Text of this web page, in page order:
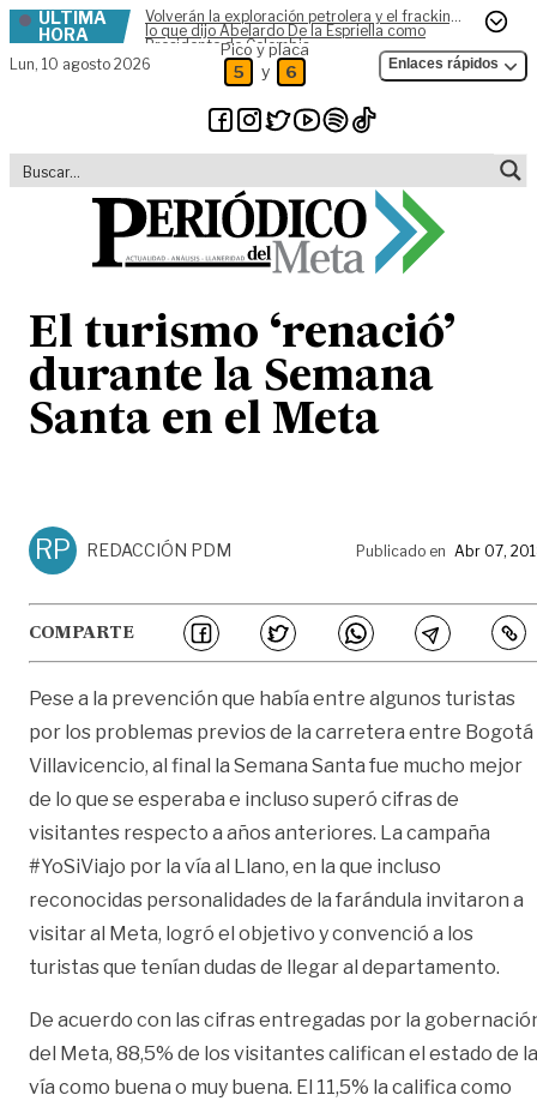
Skip to content
ÚLTIMA
HORA
Volverán la exploración petrolera y el fracking,
lo que dijo Abelardo De la Espriella como
Presidente de Colombia
Lun, 10 agosto 2026
Pico y placa
5 y 6 Enlaces rápidos
El turismo ‘renació’
durante la Semana
Santa en el Meta
RP REDACCIÓN PDM Publicado en Abr 07,
COMPARTE
Pese a la prevención que había entre algunos turistas
por los problemas previos de la carretera entre Bogotá
Villavicencio, al final la Semana Santa fue mucho mejor
de lo que se esperaba e incluso superó cifras de
visitantes respecto a años anteriores. La campaña
#YoSiViajo por la vía al Llano, en la que incluso
reconocidas personalidades de la farándula invitaron a
visitar al Meta, logró el objetivo y convenció a los
turistas que tenían dudas de llegar al departamento.
De acuerdo con las cifras entregadas por la
del Meta, 88,5% de los visitantes califican el estado de la
vía como buena o muy buena. El 11,5% la califica como